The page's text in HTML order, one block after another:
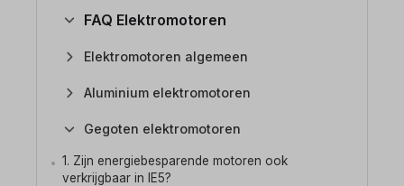
FAQ Elektromotoren
Elektromotoren algemeen
Aluminium elektromotoren
Gegoten elektromotoren
1. Zijn energiebesparende motoren ook
verkrijgbaar in IE5?